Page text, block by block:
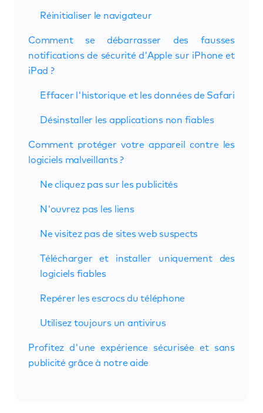
Réinitialiser le navigateur
Comment se débarrasser des fausses
notifications de sécurité d'Apple sur iPhone et
iPad ?
Effacer l'historique et les données de Safari
Désinstaller les applications non fiables
Comment protéger votre appareil contre les
logiciels malveillants ?
Ne cliquez pas sur les publicités
N'ouvrez pas les liens
Ne visitez pas de sites web suspects
Télécharger et installer uniquement des
logiciels fiables
Repérer les escrocs du téléphone
Utilisez toujours un antivirus
Profitez d'une expérience sécurisée et sans
publicité grâce à notre aide